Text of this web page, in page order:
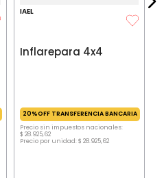
IAEL
Inflarepara 4x4
20%OFF TRANSFERENCIA BANCARIA
Precio sin impuestos nacionales:
$ 28.925,62
Precio por unidad:$ 28.925,62